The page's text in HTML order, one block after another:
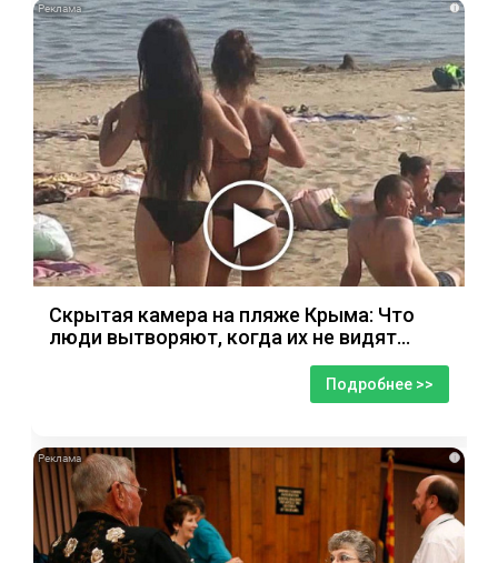
i
Скрытая камера на пляже Крыма: Что
люди вытворяют, когда их не видят...
Подробнее >>
i